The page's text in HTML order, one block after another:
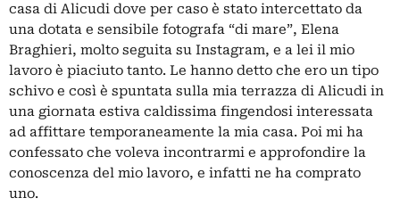
casa di Alicudi dove per caso è stato intercettato da
una dotata e sensibile fotografa “di mare”, Elena
Braghieri, molto seguita su Instagram, e a lei il mio
lavoro è piaciuto tanto. Le hanno detto che ero un tipo
schivo e così è spuntata sulla mia terrazza di Alicudi in
una giornata estiva caldissima fingendosi interessata
ad affittare temporaneamente la mia casa. Poi mi ha
confessato che voleva incontrarmi e approfondire la
conoscenza del mio lavoro, e infatti ne ha comprato
uno.